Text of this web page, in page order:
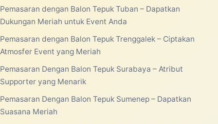
Pemasaran dengan Balon Tepuk Tuban – Dapatkan
Dukungan Meriah untuk Event Anda
Pemasaran dengan Balon Tepuk Trenggalek – Ciptakan
Atmosfer Event yang Meriah
Pemasaran Dengan Balon Tepuk Surabaya – Atribut
Supporter yang Menarik
Pemasaran Dengan Balon Tepuk Sumenep – Dapatkan
Suasana Meriah